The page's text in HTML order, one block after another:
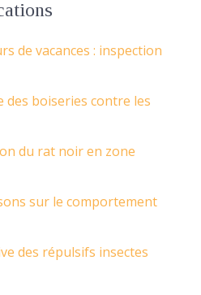
de vacances : inspection
boiseries contre les
du rat noir en zone
sur le comportement
des répulsifs insectes